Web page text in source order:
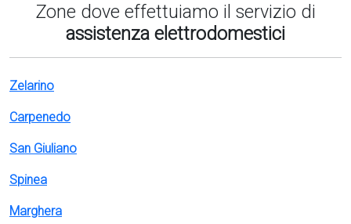
Zone dove effettuiamo il servizio di
assistenza elettrodomestici
Zelarino
Carpenedo
San Giuliano
Spinea
Marghera